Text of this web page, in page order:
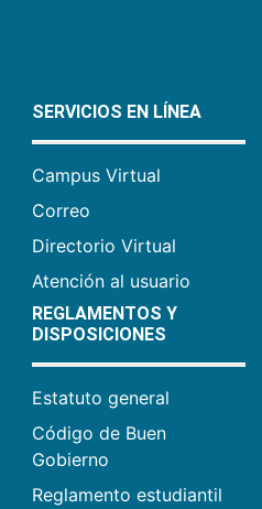
SERVICIOS EN LÍNEA
Campus Virtual
Correo
Directorio Virtual
Atención al usuario
REGLAMENTOS Y
DISPOSICIONES
Estatuto general
Código de Buen
Gobierno
Reglamento estudiantil